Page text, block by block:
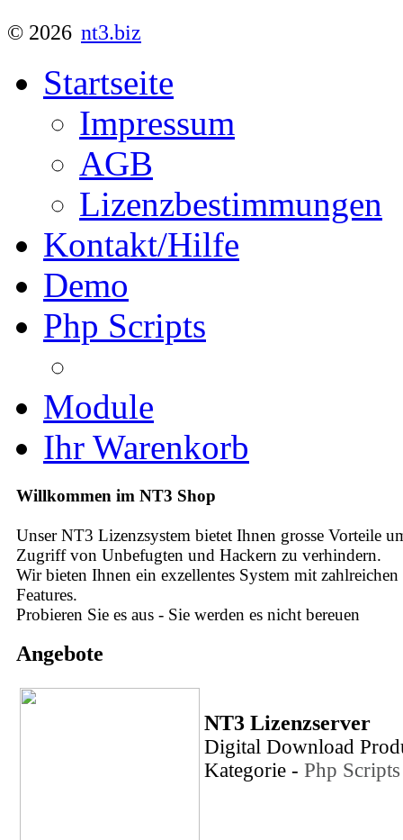
© 2026 nt3.biz
Startseite
Impressum
AGB
Lizenzbestimmungen
Kontakt/Hilfe
Demo
Php Scripts
Module
Ihr Warenkorb
Willkommen im NT3 Shop
Unser NT3 Lizenzsystem bietet Ihnen grosse Vorteile
Zugriff von Unbefugten und Hackern zu verhindern.
Wir bieten Ihnen ein exzellentes System mit zahlreichen
Features.
Probieren Sie es aus - Sie werden es nicht bereuen
Angebote
NT3 Lizenzserver
Digital Download
Kategorie - Php Scripts